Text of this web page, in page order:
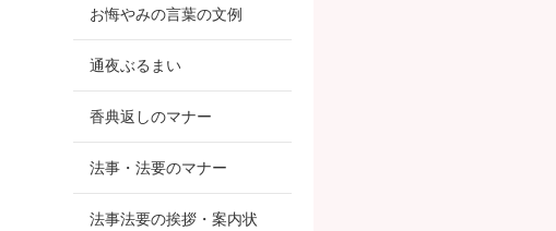
お悔やみの言葉の文例
通夜ぶるまい
香典返しのマナー
法事・法要のマナー
法事法要の挨拶・案内状